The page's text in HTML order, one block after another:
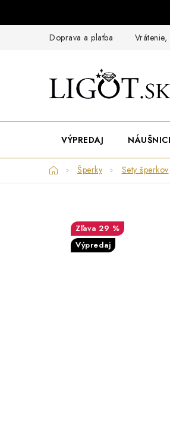
Doprava a platba
VÝPREDAJ
DomovŠperky Sety šperkov
29 %
Výpredaj